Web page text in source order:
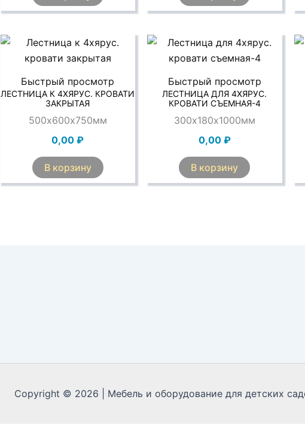
Быстрый просмотр
ЛЕСТНИЦА К 4ХЯРУС. КРОВАТИ
ЗАКРЫТАЯ
500х600х750мм
0,00₽
В корзину
Быстрый просмотр
ЛЕСТНИЦА ДЛЯ 4ХЯРУС.
КРОВАТИ СЪЕМНАЯ-4
300х180х1000мм
0,00 ₽
В корзину
Copyright © 2026 | Мебель и оборудование для детских